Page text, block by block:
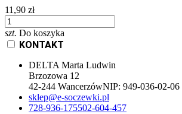
11,90 zł
szt. Do koszyka
KONTAKT
DELTA Marta Ludwin
Brzozowa 12
42-244 WancerzówNIP: 949-036-02-06
sklep@e-soczewki.pl
728-936-175502-604-457